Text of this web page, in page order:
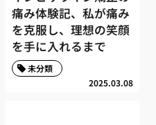
痛み体験記、私が痛み
を克服し、理想の笑顔
を手に入れるまで
2025.03.08
未分類